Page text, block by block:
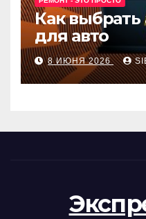
Как выбрать
для авто
8 ИЮНЯ 2026